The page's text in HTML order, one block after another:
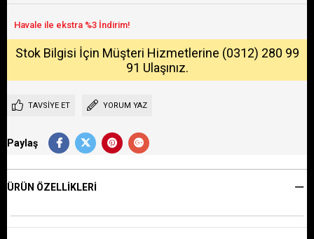
Stok Bilgisi İçin Müşteri Hizmetlerine (0312) 280 99
91 Ulaşınız.
TAVSIYE ET YORUM YAZ
Paylaş
ÜRÜN ÖZELLIKLERI